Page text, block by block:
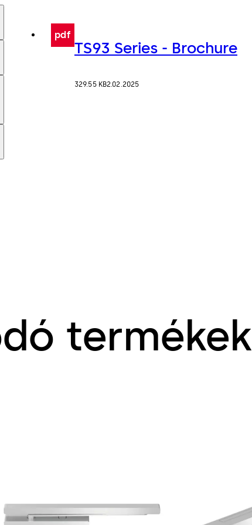
pdf
TS93 Series - Brochure
329.55 KB2.02.2025
termékek